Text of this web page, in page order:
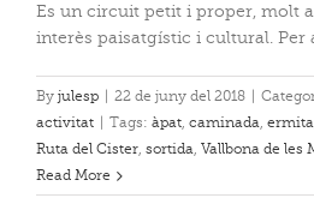
Es un circuit petit i proper, molt
interès paisatgístic i cultural. Per
By julesp 22 de juny del 2018
activitat
Tags: àpat, caminada, ermita
Ruta del Cister, sortida, Vallbona de les
Read More